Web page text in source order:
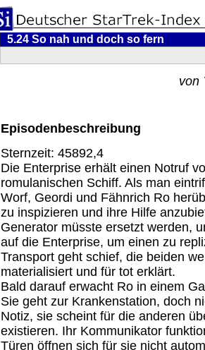
5.24 So nah und doch so fern
von
Episodenbeschreibung
Sternzeit: 45892,4
Die Enterprise erhält einen Notruf
romulanischen Schiff. Als man
Worf, Geordi und Fähnrich Ro
zu inspizieren und ihre Hilfe
Generator müsste ersetzt werden,
auf die Enterprise, um einen zu
Transport geht schief, die beiden
materialisiert und für tot erklärt.
Bald darauf erwacht Ro in einem
Sie geht zur Krankenstation, doch
Notiz, sie scheint für die anderen
existieren. Ihr Kommunikator
Türen öffnen sich für sie nicht